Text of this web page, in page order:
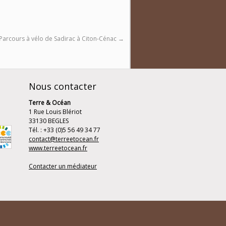
Parcours à vélo de Sadirac à Citon-Cénac →
Nous contacter
Terre & Océan
1 Rue Louis Blériot
33130 BEGLES
Tél. : +33 (0)5 56 49 34 77
contact@terreetocean.fr
www.terreetocean.fr
Contacter un médiateur